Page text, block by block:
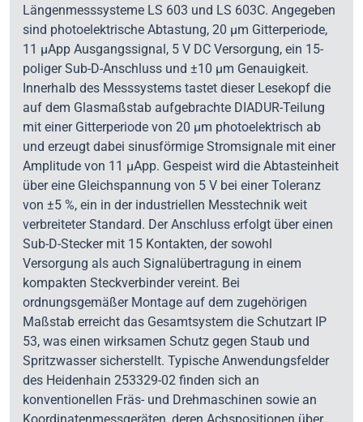
Längenmesssysteme LS 603 und LS 603C. Angegeben
sind photoelektrische Abtastung, 20 µm Gitterperiode,
11 µApp Ausgangssignal, 5 V DC Versorgung, ein 15-
poliger Sub-D-Anschluss und ±10 µm Genauigkeit.
Innerhalb des Messsystems tastet dieser Lesekopf die
auf dem Glasmaßstab aufgebrachte DIADUR-Teilung
mit einer Gitterperiode von 20 µm photoelektrisch ab
und erzeugt dabei sinusförmige Stromsignale mit einer
Amplitude von 11 µApp. Gespeist wird die Abtasteinheit
über eine Gleichspannung von 5 V bei einer Toleranz
von ±5 %, ein in der industriellen Messtechnik weit
verbreiteter Standard. Der Anschluss erfolgt über einen
Sub-D-Stecker mit 15 Kontakten, der sowohl
Versorgung als auch Signalübertragung in einem
kompakten Steckverbinder vereint. Bei
ordnungsgemäßer Montage auf dem zugehörigen
Maßstab erreicht das Gesamtsystem die Schutzart IP
53, was einen wirksamen Schutz gegen Staub und
Spritzwasser sicherstellt. Typische Anwendungsfelder
des Heidenhain 253329-02 finden sich an
konventionellen Fräs- und Drehmaschinen sowie an